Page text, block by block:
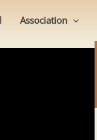
Association